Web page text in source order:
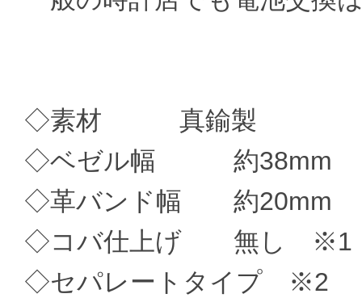
◇素材 真鍮製
◇ベゼル幅 約38mm
◇革バンド幅 約20mm
◇コバ仕上げ 無し ※1
◇セパレートタイプ ※2